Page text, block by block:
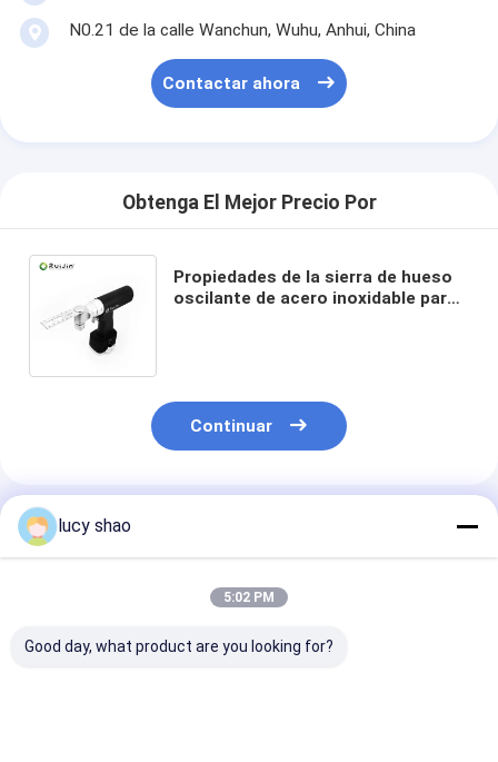
N0.21 de la calle Wanchun, Wuhu, Anhui, China
Contactar ahora
Obtenga El Mejor Precio Por
Propiedades de la sierra de hueso
oscilante de acero inoxidable para
Continuar
Productos Recomendados
lucy shao
5:02 PM
Good day, what product are you looking for?